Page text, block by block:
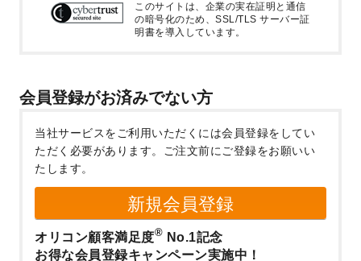
このサイトは、企業の実在証明と通信
の暗号化のため、SSL/TLS サーバー証
明書を導入しています。
会員登録がお済みでない方
当社サービスをご利用いただくには会員登録をしてい
ただく必要があります。
ご注文前にご登録をお願いい
たします。
新規会員登録
オリコン顧客満足度® No.1記念
お得な会員登録キャンペーン実施中！